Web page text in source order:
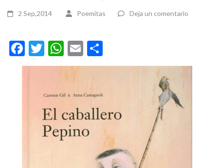
2 Sep,2014 Poemitas Deja un comentario
Facebook
Twitter
WhatsApp
Email